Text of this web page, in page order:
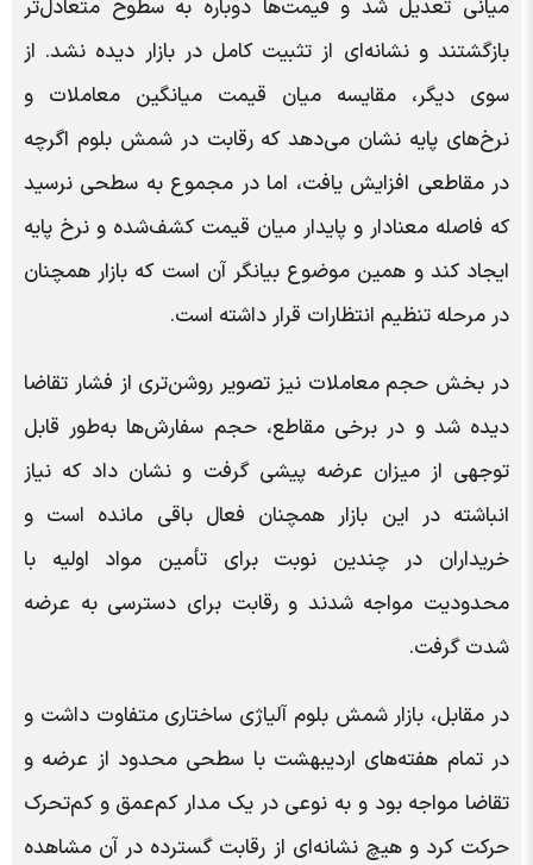
میانی تعدیل شد و قیمت‌ها دوباره به سطوح متعادل‌تر
بازگشتند و نشانه‌ای از تثبیت کامل در بازار دیده نشد. از
سوی دیگر، مقایسه میان قیمت میانگین معاملات و
نرخ‌های پایه نشان می‌دهد که رقابت در شمش بلوم اگرچه
در مقاطعی افزایش یافت، اما در مجموع به سطحی نرسید
که فاصله معنادار و پایدار میان قیمت کشف‌شده و نرخ پایه
ایجاد کند و همین موضوع بیانگر آن است که بازار همچنان
در مرحله تنظیم انتظارات قرار داشته است.
در بخش حجم معاملات نیز تصویر روشن‌تری از فشار تقاضا
دیده شد و در برخی مقاطع، حجم سفارش‌ها به‌طور قابل
توجهی از میزان عرضه پیشی گرفت و نشان داد که نیاز
انباشته در این بازار همچنان فعال باقی مانده است و
خریداران در چندین نوبت برای تأمین مواد اولیه با
محدودیت مواجه شدند و رقابت برای دسترسی به عرضه
شدت گرفت.
در مقابل، بازار شمش بلوم آلیاژی ساختاری متفاوت داشت و
در تمام هفته‌های اردیبهشت با سطحی محدود از عرضه و
تقاضا مواجه بود و به نوعی در یک مدار کم‌عمق و کم‌تحرک
حرکت کرد و هیچ نشانه‌ای از رقابت گسترده در آن مشاهده